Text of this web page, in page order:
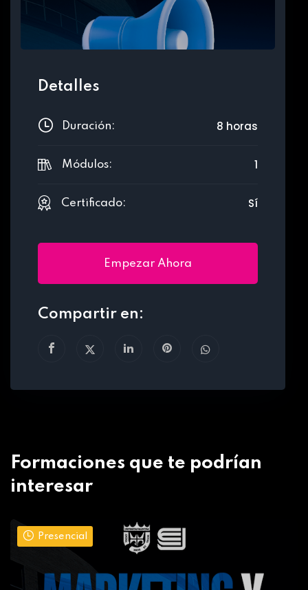
Detalles
Duración: 8 horas
Módulos: 1
Certificado: Sí
Empezar Ahora
Compartir en:
Formaciones que te podrían
interesar
Presencial